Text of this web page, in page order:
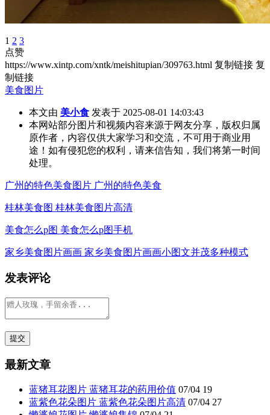
1 2 3
点赞
https://www.xintp.com/xntk/meishitupian/309763.html 复制链接 复
制链接
美食图片
本文由 美小食 发表于 2025-08-01 14:03:43
本网站部分图片和视频内容来源于网友分享，版权归属
原作者，内容仅供大家学习和交流，不可用于商业用
途！如有侵犯您的权利，请来信告知，我们将第一时间
处理。
广州的特色美食图片 广州的特色美食
桂林美食图 桂林美食图片高清
美食怎么p图 美食怎么p图手机
家乡美食图片画画 家乡美食图片画画小图文并茂多种模式
发表评论
最新文章
蓝猪耳花图片 蓝猪耳花的药用价值 07/04 19
蓝紫色花朵图片 蓝紫色花朵图片高清 07/04 27